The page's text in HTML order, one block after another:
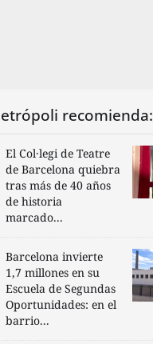
recomienda:
El Col·legi de Teatre
de Barcelona quiebra
tras más de 40 años
de historia
marcado...
Barcelona invierte
1,7 millones en su
Escuela de Segundas
Oportunidades: en el
barrio...